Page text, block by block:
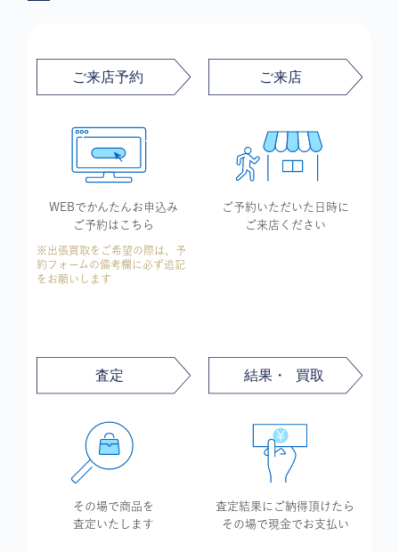
WEBでかんたんお申込み
ご予約はこちら
※出張買取をご希望の際は、予
約フォームの備考欄に必ず追記
をお願いします
ご予約いただいた 日時に
ご来店ください
その場で商品を
査定いたします
査定結果に ご納得頂けたら
その場で現金で お支払い